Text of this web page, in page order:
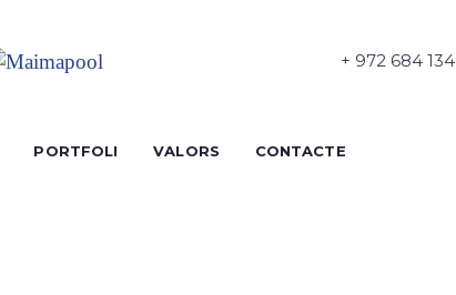
+ 972 684 134
PORTFOLI VALORS CONTACTE